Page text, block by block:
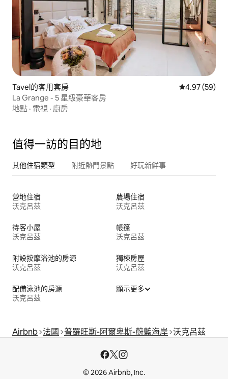
Tavel的客用套房 從 59 則評價
4.97 (59)
La Grange - 5 星級豪華客房
地點 · 電視 · 廚房
值得一訪的目的地
其他住宿類型 附近熱門景點 好玩新鮮事
營地住宿
沃克呂茲
農場住宿
沃克呂茲
待客小屋
沃克呂茲
帳篷
沃克呂茲
附設按摩浴池的房源
沃克呂茲
獨棟房屋
沃克呂茲
配備泳池的房源
沃克呂茲
顯示更多
Airbnb 法國 普羅旺斯-阿爾卑斯-蔚藍海岸 沃克呂茲
© 2026 Airbnb, Inc.